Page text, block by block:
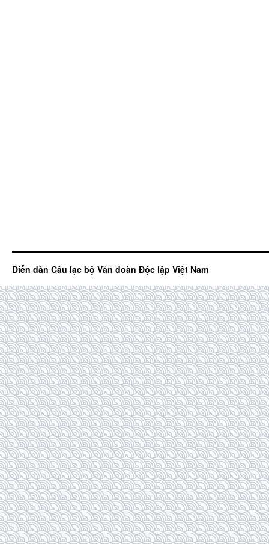
Diễn đàn Câu lạc bộ Văn đoàn Độc lập Việt Nam